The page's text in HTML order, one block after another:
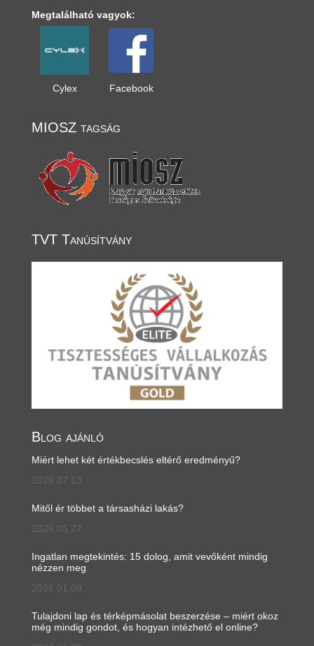
Megtalálható vagyok:
Cylex Facebook
MIOSZ tagság
TVT Tanúsítvány
Blog ajánló
Miért lehet két értékbecslés eltérő eredményű?
2026.07.13.
Mitől ér többet a társasházi lakás?
2026.05.27.
Ingatlan megtekintés: 15 dolog, amit vevőként mindig
nézzen meg
2026.01.09.
Tulajdoni lap és térképmásolat beszerzése – miért okoz
még mindig gondot, és hogyan intézhető el online?